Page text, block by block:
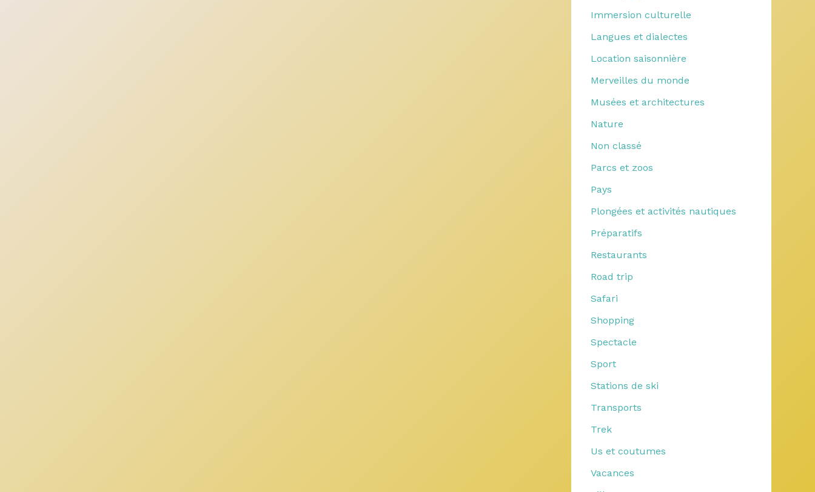
Immersion culturelle
Langues et dialectes
Location saisonnière
Merveilles du monde
Musées et architectures
Nature
Non classé
Parcs et zoos
Pays
Plongées et activités nautiques
Préparatifs
Restaurants
Road trip
Safari
Shopping
Spectacle
Sport
Stations de ski
Transports
Trek
Us et coutumes
Vacances